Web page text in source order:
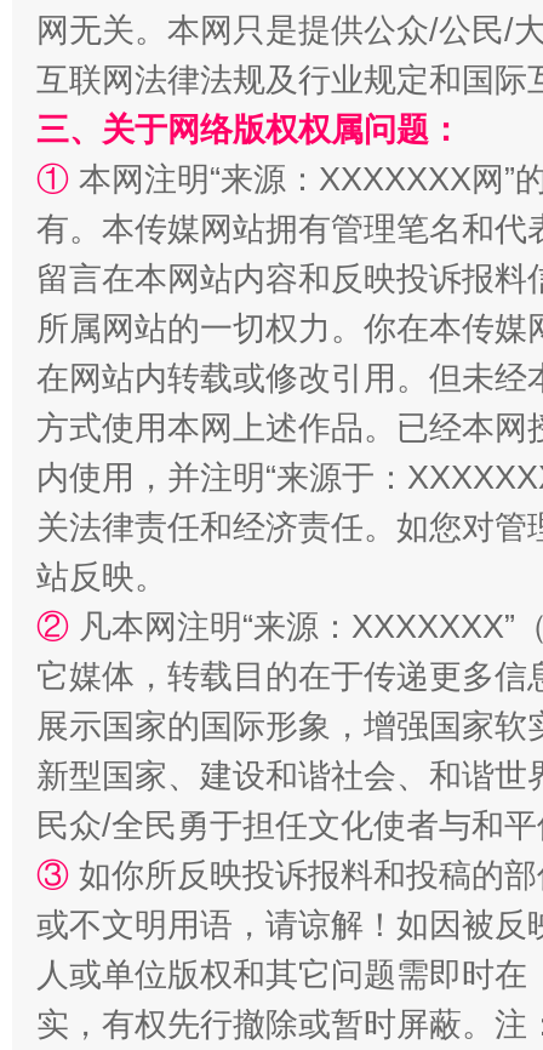
揭批美国五大"原罪"
解纷+调解+退费，一次搞定
站台名比不上好声名
漫山遍野的桃花与雪山、麦地、白藏房 除
网无关。本网只是提供公众/公民/
互联网法律法规及行业规定和国
三、关于网络版权权属问题：
① 本网注明“来源：XXXXXXX网”
有。本传媒网站拥有管理笔名和
留言在本网站内容和反映投诉报
所属网站的一切权力。你在本传
在网站内转载或修改引用。但未
方式使用本网上述作品。已经本
内使用，并注明“来源于：
关法律责任和经济责任。如您对
站反映。
② 凡本网注明“来源：
它媒体，转载目的在于传递更多
展示国家的国际形象，增强国家
新型国家、建设和谐社会、和谐
民众/全民勇于担任文化使者与和
③ 如你所反映投诉报料和投稿的
或不文明用语，请谅解！如因被
人或单位版权和其它问题需即时在
实，有权先行撤除或暂时屏蔽。